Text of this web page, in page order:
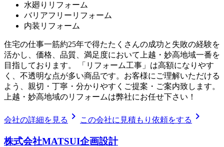
水廻りリフォーム
バリアフリーリフォーム
内装リフォーム
住宅の仕事一筋約25年で得たたくさんの成功と失敗の経験を
活かし、価格、品質、満足度において上越・妙高地域一番を
目指しております。 「リフォーム工事」は高額になりやす
く、不透明な点が多い商品です。お客様にご理解いただける
よう、親切・丁寧・分かりやすくご提案・ご案内致します。
上越・妙高地域のリフォームは弊社にお任せ下さい！
会社の詳細を見る chevron_right この会社に見積もり依頼をする chevron_right
株式会社MATSUI企画設計